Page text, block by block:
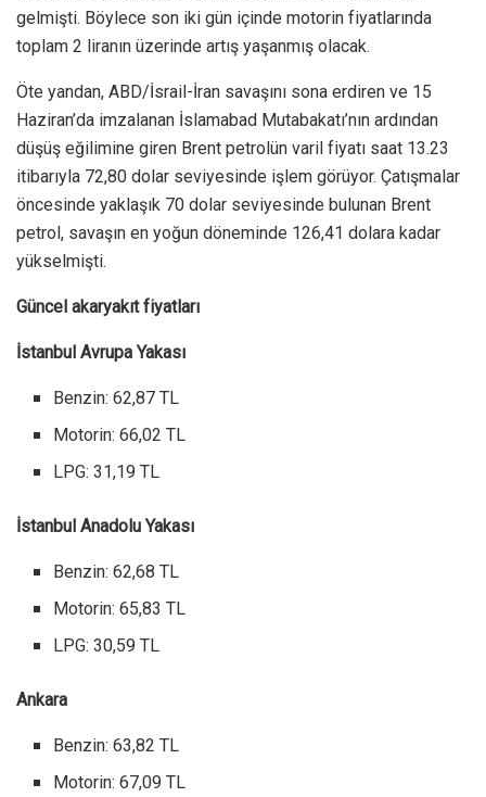
gelmişti. Böylece son iki gün içinde motorin fiyatlarında
toplam 2 liranın üzerinde artış yaşanmış olacak.
Öte yandan, ABD/İsrail-İran savaşını sona erdiren ve 15
Haziran’da imzalanan İslamabad Mutabakatı’nın ardından
düşüş eğilimine giren Brent petrolün varil fiyatı saat 13.23
itibarıyla 72,80 dolar seviyesinde işlem görüyor. Çatışmalar
öncesinde yaklaşık 70 dolar seviyesinde bulunan Brent
petrol, savaşın en yoğun döneminde 126,41 dolara kadar
yükselmişti.
Güncel akaryakıt fiyatları
İstanbul Avrupa Yakası
Benzin: 62,87 TL
Motorin: 66,02 TL
LPG: 31,19 TL
İstanbul Anadolu Yakası
Benzin: 62,68 TL
Motorin: 65,83 TL
LPG: 30,59 TL
Ankara
Benzin: 63,82 TL
Motorin: 67,09 TL